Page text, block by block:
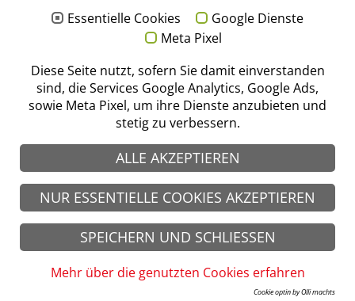
© stoma 2026 Impressum Datenschutz AGB |
Essentielle Cookies
Google Dienste
Meta Pixel
Diese Seite nutzt, sofern Sie damit einverstanden
sind, die Services Google Analytics, Google Ads,
sowie Meta Pixel, um ihre Dienste anzubieten und
stetig zu verbessern.
ALLE AKZEPTIEREN
NUR ESSENTIELLE COOKIES AKZEPTIEREN
SPEICHERN UND SCHLIESSEN
Mehr über die genutzten Cookies erfahren
Cookie optin by Olli machts